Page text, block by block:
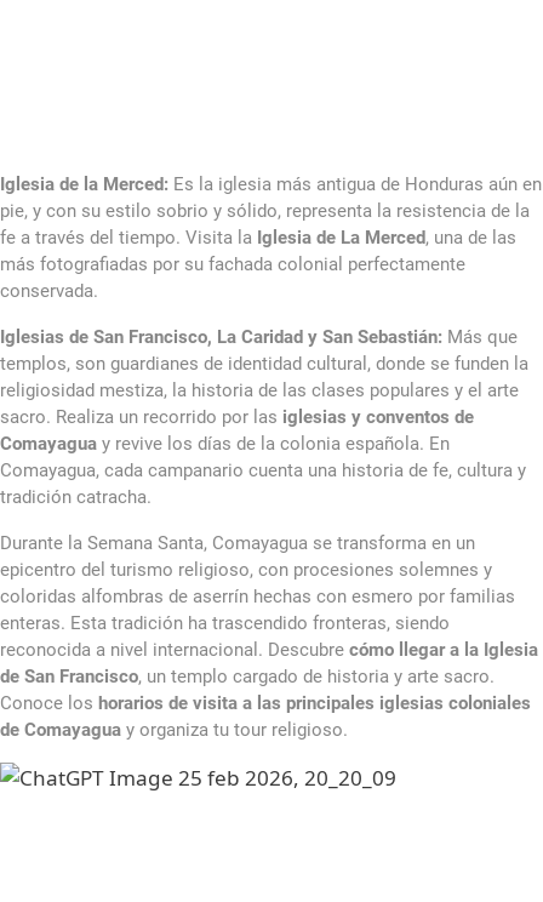
Iglesia de la Merced: Es la iglesia más antigua de Honduras aún en
pie, y con su estilo sobrio y sólido, representa la resistencia de la
fe a través del tiempo. Visita la Iglesia de La Merced, una de las
más fotografiadas por su fachada colonial perfectamente
conservada.
Iglesias de San Francisco, La Caridad y San Sebastián: Más que
templos, son guardianes de identidad cultural, donde se funden la
religiosidad mestiza, la historia de las clases populares y el arte
sacro. Realiza un recorrido por las iglesias y conventos de
Comayagua y revive los días de la colonia española. En
Comayagua, cada campanario cuenta una historia de fe, cultura y
tradición catracha.
Durante la Semana Santa, Comayagua se transforma en un
epicentro del turismo religioso, con procesiones solemnes y
coloridas alfombras de aserrín hechas con esmero por familias
enteras. Esta tradición ha trascendido fronteras, siendo
reconocida a nivel internacional. Descubre cómo llegar a la Iglesia
de San Francisco, un templo cargado de historia y arte sacro.
Conoce los horarios de visita a las principales iglesias coloniales
de Comayagua y organiza tu tour religioso.